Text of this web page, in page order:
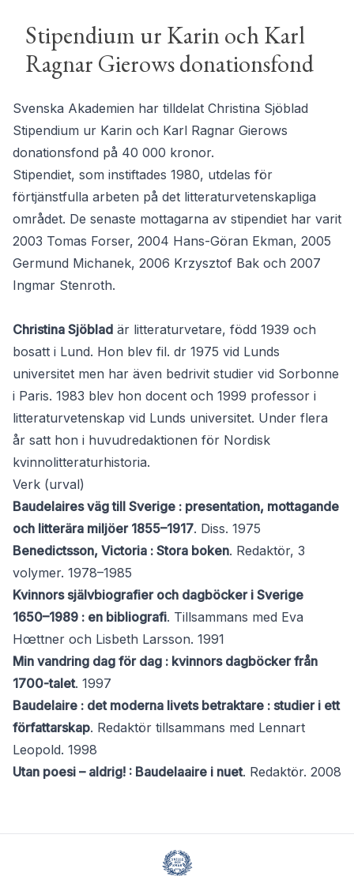
Stipendium ur Karin och Karl
Ragnar Gierows donationsfond
Svenska Akademien har tilldelat Christina Sjöblad
Stipendium ur Karin och Karl Ragnar Gierows
donationsfond på 40 000 kronor.
Stipendiet, som instiftades 1980, utdelas för
förtjänstfulla arbeten på det litteraturvetenskapliga
området. De senaste mottagarna av stipendiet har varit
2003 Tomas Forser, 2004 Hans-Göran Ekman, 2005
Germund Michanek, 2006 Krzysztof Bak och 2007
Ingmar Stenroth.
Christina Sjöblad är litteraturvetare, född 1939 och
bosatt i Lund. Hon blev fil. dr 1975 vid Lunds
universitet men har även bedrivit studier vid Sorbonne
i Paris. 1983 blev hon docent och 1999 professor i
litteraturvetenskap vid Lunds universitet. Under flera
år satt hon i huvudredaktionen för Nordisk
kvinnolitteraturhistoria.
Verk (urval)
Baudelaires väg till Sverige : presentation, mottagande
och litterära miljöer 1855–1917. Diss. 1975
Benedictsson, Victoria : Stora boken. Redaktör, 3
volymer. 1978–1985
Kvinnors självbiografier och dagböcker i Sverige
1650–1989 : en bibliografi. Tillsammans med Eva
Hœttner och Lisbeth Larsson. 1991
Min vandring dag för dag : kvinnors dagböcker från
1700-talet. 1997
Baudelaire : det moderna livets betraktare : studier i ett
författarskap. Redaktör tillsammans med Lennart
Leopold. 1998
Utan poesi – aldrig! : Baudelaaire i nuet. Redaktör. 2008